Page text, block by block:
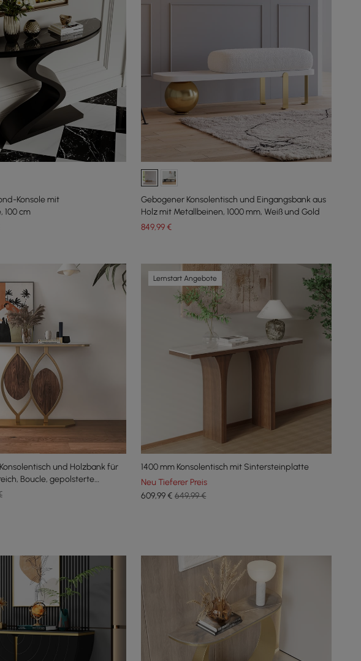
Konsole mit
100 cm
Gebogener Konsolentisch und Eingangsbank aus
Holz mit Metallbeinen, 1000 mm, Weiß und Gold
849,99€
und Holzbank für
Boucle, gepolsterte
Lernstart Angebote
1400 mm Konsolentisch mit Sintersteinplatte
Neu Tieferer Preis
609,99€ 649,99 €